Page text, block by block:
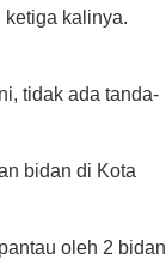
kalinya.
tidak ada tanda-
bidan di Kota
oleh 2 bidan